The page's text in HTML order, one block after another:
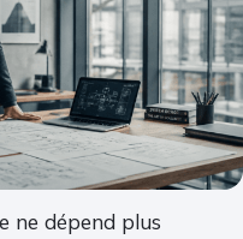
ne dépend plus